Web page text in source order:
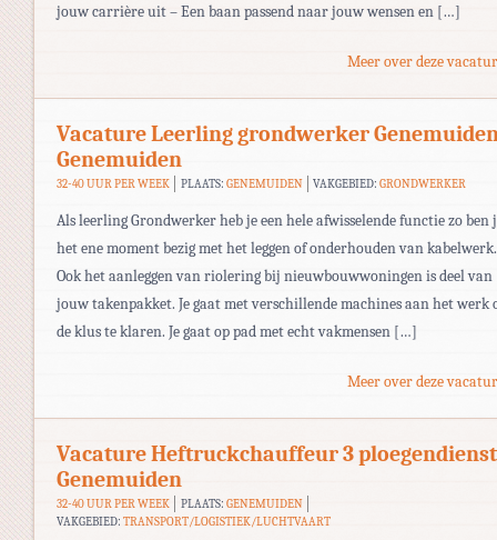
jouw carrière uit – Een baan passend naar jouw wensen en […]
Meer over deze
Vacature Leerling grondwerker
Genemuiden
32-40 UUR PER WEEK PLAATS: GENEMUIDEN VAKGEBIED:GRONDWERKER
Als leerling Grondwerker heb je een hele afwisselende functie zo ben
het ene moment bezig met het leggen of onderhouden van kabelwerk.
Ook het aanleggen van riolering bij nieuwbouwwoningen is deel van
jouw takenpakket. Je gaat met verschillende machines aan het werk
de klus te klaren. Je gaat op pad met echt vakmensen […]
Meer over deze
Vacature Heftruckchauffeur 3 ploegendienst
Genemuiden
32-40 UUR PER WEEK PLAATS: GENEMUIDEN
VAKGEBIED: TRANSPORT/LOGISTIEK/LUCHTVAART